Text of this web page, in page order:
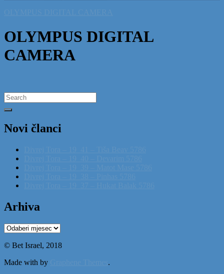
OLYMPUS DIGITAL
CAMERA
Search
for:
Novi članci
Arhiva
Arhiva
© Bet Israel, 2018
Made with by
.